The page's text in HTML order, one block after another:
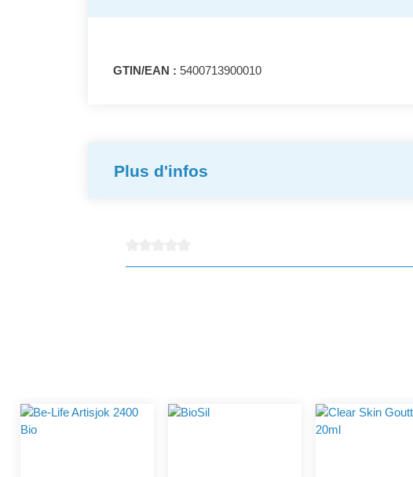
GTIN/EAN : 5400713900010
Plus d'infos